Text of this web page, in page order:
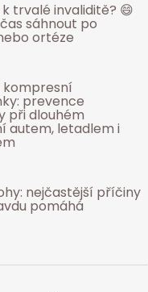
trvalé invaliditě? 😄
sáhnout po
ortéze
prevence
při dlouhém
autem, letadlem i
nejčastější příčiny
pomáhá